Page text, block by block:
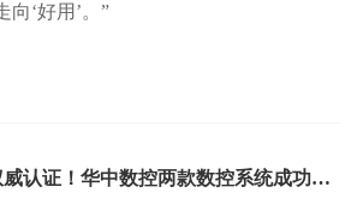
向‘好用’。”
权威认证！华中数控两款数控系统成功入...